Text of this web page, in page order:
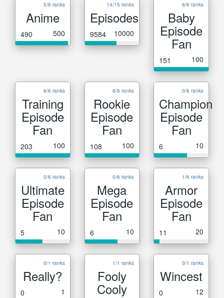
5/6 ranks
Anime
490 500
14/15 ranks
Episodes
9584 10000
6/6 ranks
Baby
Episode
Fan
151 100
6/6 ranks
Training
Episode
Fan
203 100
6/6 ranks
Rookie
Episode
Fan
108 100
0/6 ranks
Champion
Episode
Fan
6 10
0/6 ranks
Ultimate
Episode
Fan
5 10
0/6 ranks
Mega
Episode
Fan
6 10
1/6 ranks
Armor
Episode
Fan
11 20
0/1 ranks
Really?
0 1
1/1 ranks
Fooly
Cooly
0/1 ranks
Wincest
0 12